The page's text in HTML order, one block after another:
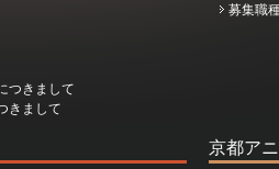
つきまして
きまして
募集職
京都ア